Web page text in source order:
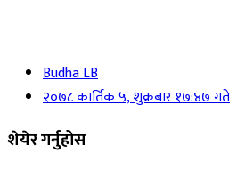
Budha LB
२०७८ कार्तिक ५, शुक्रबार १७:४७ गते
शेयेर गर्नुहोस